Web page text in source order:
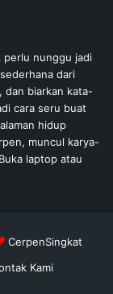
perlu nunggu jadi
dari
dan biarkan kata-
cara seru buat
hidup
muncul karya-
laptop atau
CerpenSingkat
Kami